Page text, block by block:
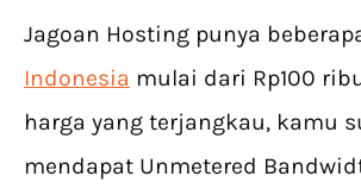
Jagoan Hosting punya
Indonesia mulai dari Rp100
harga yang terjangkau, kamu
mendapat Unmetered